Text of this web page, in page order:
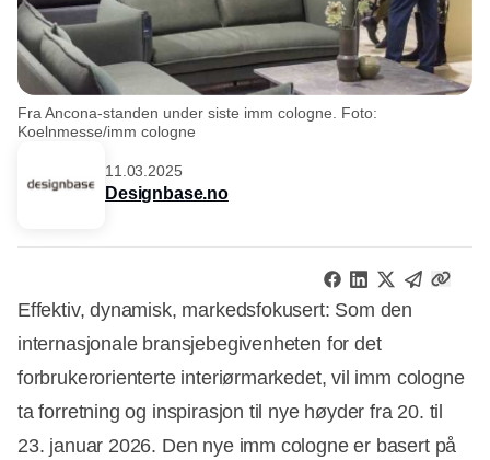
Fra Ancona-standen under siste imm cologne. Foto:
Koelnmesse/imm cologne
11.03.2025
Designbase.no
Effektiv, dynamisk, markedsfokusert: Som den
internasjonale bransjebegivenheten for det
forbrukerorienterte interiørmarkedet, vil imm cologne
ta forretning og inspirasjon til nye høyder fra 20. til
23. januar 2026. Den nye imm cologne er basert på